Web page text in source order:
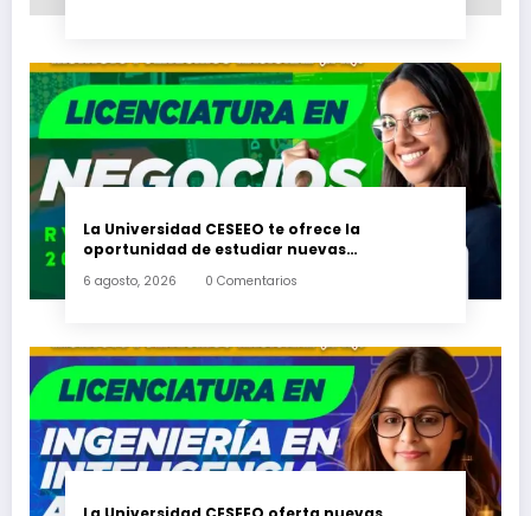
La Universidad CESEEO te ofrece la
oportunidad de estudiar nuevas
Escondido, Ixtepec y en la Matriz Juchitán.
6 agosto, 2026 0 Comentarios